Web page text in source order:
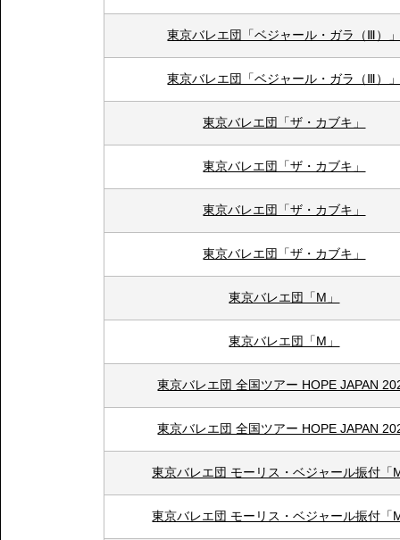
東京バレエ団「ベジャール・ガラ（Ⅲ）
東京バレエ団「ベジャール・ガラ（Ⅲ）
東京バレエ団「ザ・カブキ」
東京バレエ団「ザ・カブキ」
東京バレエ団「ザ・カブキ」
東京バレエ団「ザ・カブキ」
東京バレエ団「M」
東京バレエ団「M」
東京バレエ団 全国ツアー HOPE JAPAN
東京バレエ団 全国ツアー HOPE JAPAN
東京バレエ団 モーリス・ベジャール振付「
東京バレエ団 モーリス・ベジャール振付「